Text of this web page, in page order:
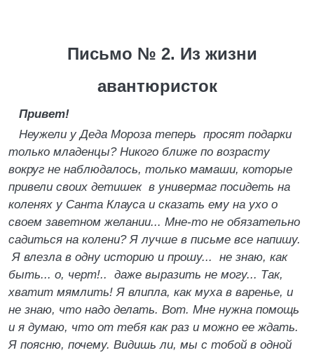
Письмо № 2. Из жизни
авантюристок
Привет!
Неужели у Деда Мороза теперь просят подарки
только младенцы? Никого ближе по возрасту
вокруг не наблюдалось, только мамаши, которые
привели своих детишек в универмаг посидеть на
коленях у Санта Клауса и сказать ему на ухо о
своем заветном желании... Мне-то не обязательно
садиться на колени? Я лучше в письме все напишу.
Я влезла в одну историю и прошу... не знаю, как
быть... о, черт!.. даже выразить не могу... Так,
хватит мямлить! Я влипла, как муха в варенье, и
не знаю, что надо делать. Вот. Мне нужна помощь
и я думаю, что от тебя как раз и можно ее ждать.
Я поясню, почему. Видишь ли, мы с тобой в одной